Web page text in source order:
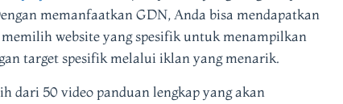
memanfaatkan GDN, Anda bisa mendapatkan
website yang spesifik untuk menampilkan
target spesifik melalui iklan yang menarik.
dari 50 video panduan lengkap yang akan